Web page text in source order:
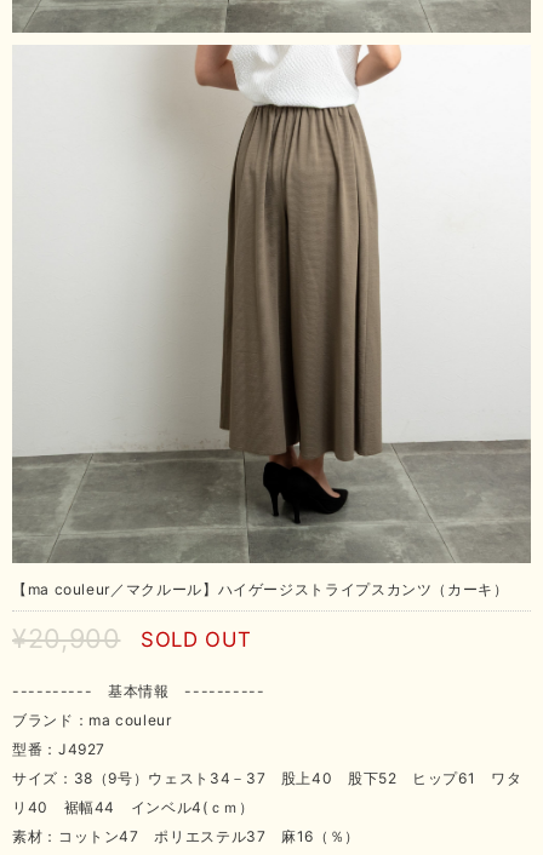
【ma couleur／マクルール】ハイゲージストライプスカンツ（カーキ）
¥20,900 SOLD OUT
---------- 基本情報 ----------
ブランド：ma couleur
型番：J4927
サイズ：38（9号）ウェスト34－37 股上40 股下52 ヒップ61 ワタ
リ40 裾幅44 インベル4(ｃｍ）
素材：コットン47 ポリエステル37 麻16（％）